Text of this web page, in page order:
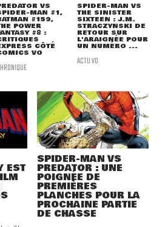
VS
MAN #1,
#159,
POWER
#8 :
CÔTÉ
VO
SPIDER-MAN VS
THE SINISTER
SIXTEEN : J.M.
STRACZYNSKI DE
RETOUR SUR
L'ARAIGNÉE POUR
UN NUMÉRO ...
ACTU VO
EST
SPIDER-MAN VS
PREDATOR : UNE
POIGNÉE DE
PREMIÈRES
PLANCHES POUR LA
PROCHAINE PARTIE
DE CHASSE